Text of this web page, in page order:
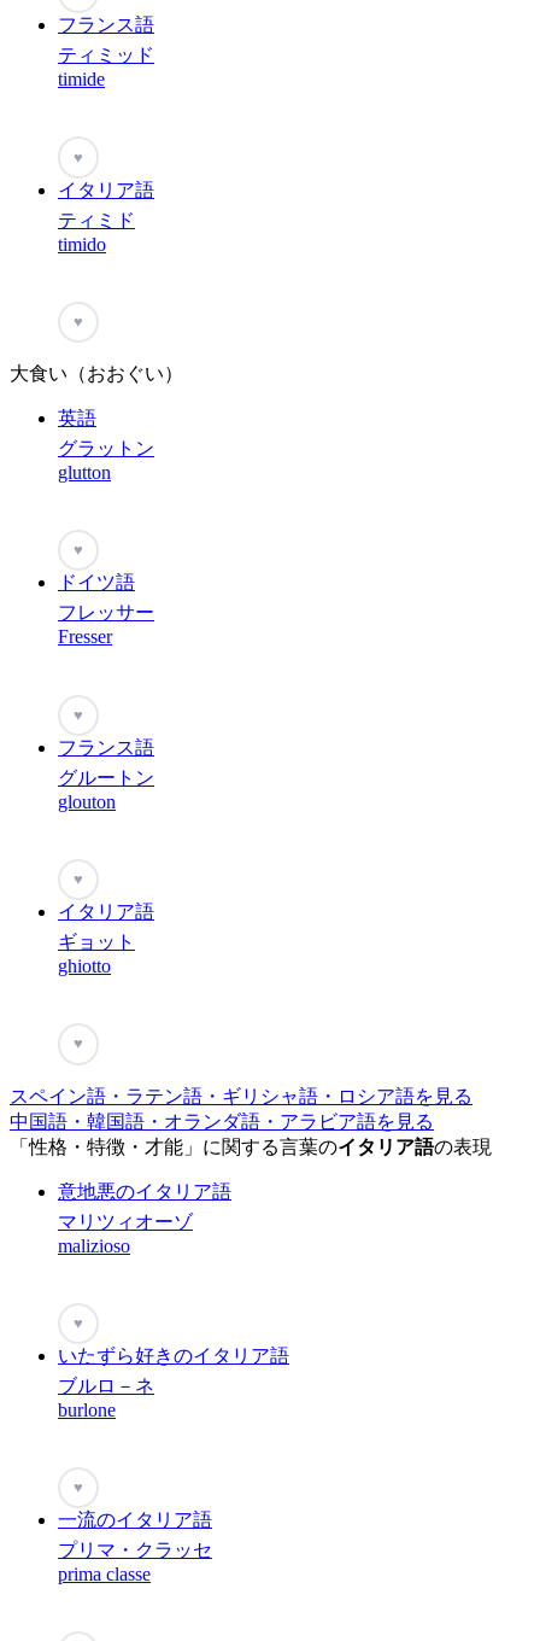
フランス語
ティミッド
timide
♥
イタリア語
ティミド
timido
♥
大食い（おおぐい）
英語
グラットン
glutton
♥
ドイツ語
フレッサー
Fresser
♥
フランス語
グルートン
glouton
♥
イタリア語
ギョット
ghiotto
♥
スペイン語・ラテン語・ギリシャ語・ロシア語を見る
中国語・韓国語・オランダ語・アラビア語を見る
「性格・特徴・才能」に関する言葉のイタリア語の表現
意地悪のイタリア語
マリツィオーゾ
malizioso
♥
いたずら好きのイタリア語
ブルロ－ネ
burlone
♥
一流のイタリア語
プリマ・クラッセ
prima classe